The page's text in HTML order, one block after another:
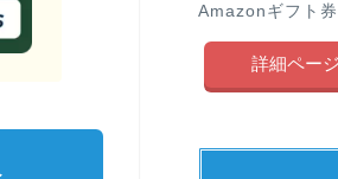
Amazonギフト
詳細ページ